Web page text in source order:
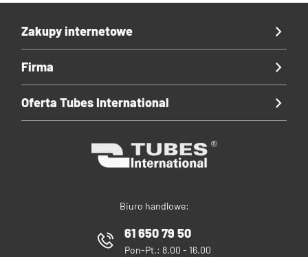
Biuro handlowe:
61 650 79 50
Pon-Pt.: 8.00 - 16.00
Zakupy internetowe
Firma
Oferta Tubes International